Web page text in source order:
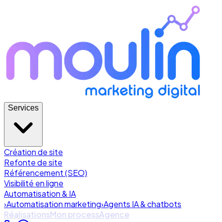
Services
Création de site
Refonte de site
Référencement (SEO)
Visibilité en ligne
Automatisation & IA
›Automatisation marketing›Agents IA & chatbots
RéalisationsMon processAgence